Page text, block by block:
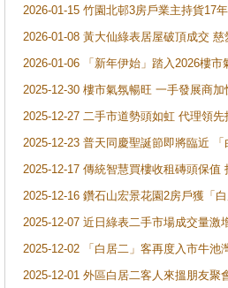
2026-01-15 竹園北邨3房戶業主持貨17
2026-01-08 黃大仙綠表居屋破頂成交
2026-01-06 「新年伊始」踏入2026樓
2025-12-30 樓市氣氛暢旺 一手發展商
2025-12-27 二手市道勢頭如虹 代理領
2025-12-23 普天同慶聖誕節即將臨近
2025-12-17 傳統智慧買樓收租磚頭保
2025-12-16 鑽石山宏景花園2房戶獲「
2025-12-07 近日綠表二手市場成交量
2025-12-02 「白居二」客再度入市牛
2025-12-01 外區白居二客人來搵朋友